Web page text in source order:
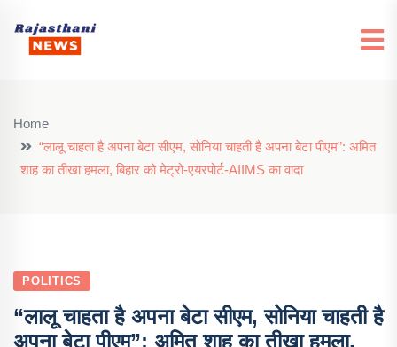
Home
“लालू चाहता है अपना बेटा सीएम, सोनिया चाहती है अपना बेटा पीएम”: अमित
शाह का तीखा हमला, बिहार को मेट्रो-एयरपोर्ट-AIIMS का वादा
POLITICS
“लालू चाहता है अपना बेटा सीएम, सोनिया चाहती है
अपना बेटा पीएम”: अमित शाह का तीखा हमला,